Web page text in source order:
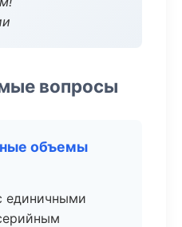
вопросы
объемы
единичными